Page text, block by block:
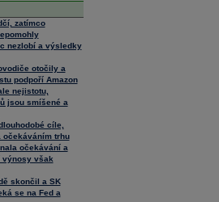
zatímco
nezlobí a výsledky
otočily a
podpoří Amazon
nejistotu,
jsou smíšené a
cíle,
očekáváním trhu
očekávání a
výnosy však
skončil a SK
se na Fed a